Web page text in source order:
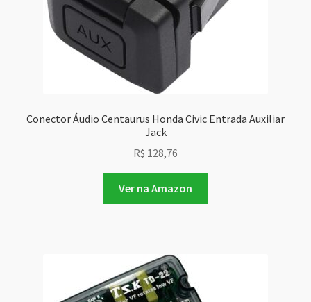
Conector Áudio Centaurus Honda Civic Entrada Auxiliar
Jack
R$ 128,76
Ver na Amazon